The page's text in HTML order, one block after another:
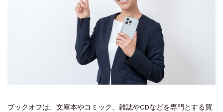
ブックオフは、文庫本やコミック、雑誌やCDなどを専門とする買